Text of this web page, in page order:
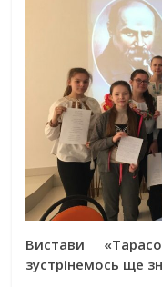
Вистави
зустрінемось ще